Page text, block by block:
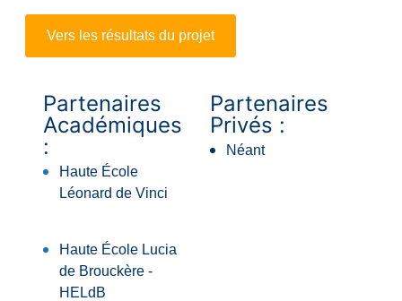
Vers les résultats du projet
Partenaires
Académiques
:
Haute École
Léonard de Vinci
Haute École Lucia
de Brouckère -
HELdB
Partenaires
Privés :
Néant